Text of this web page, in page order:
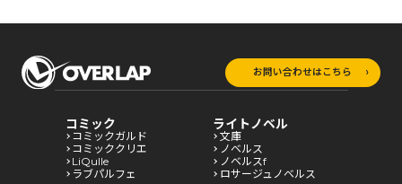
お問い合わせはこちら
コミック
コミックガルド
コミッククリエ
LiQulle
ラブパルフェ
ライトノベル
文庫
ノベルス
ノベルスf
ロサージュノベルス